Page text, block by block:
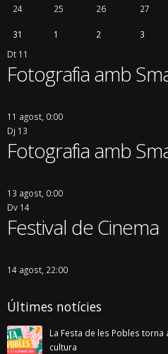
24 25 26 27
31 1 2 3
Dt 11
Fotografia amb
11 agost, 0:00
Dj 13
Fotografia amb
13 agost, 0:00
Dv 14
Festival de Cinema
14 agost, 22:00
Últimes notícies
La Festa de les Pobles
cultura